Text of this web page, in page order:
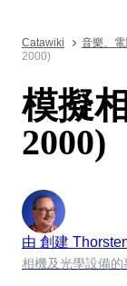
Catawiki 音樂、
2000)
模擬
2000)
由 創建
相機及光學設備的